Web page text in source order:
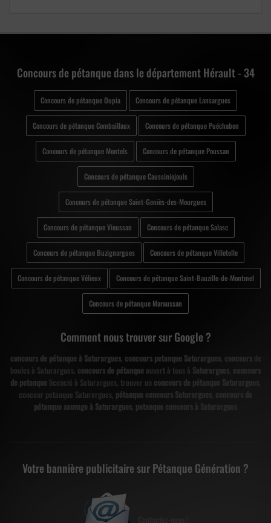
Concours de pétanque dans le département Hérault - 34
Concours de pétanque Oupia Concours de pétanque Lansargues
Concours de pétanque Combaillaux Concours de pétanque Puéchabon
Concours de pétanque Montels Concours de pétanque Poussan
Concours de pétanque Caussiniojouls
Concours de pétanque Saint-Geniès-des-Mourgues
Concours de pétanque Vieussan Concours de pétanque Salasc
Concours de pétanque Buzignargues Concours de pétanque Villetelle
Concours de pétanque Vélieux Concours de pétanque Saint-Bauzille-de-Montmel
Concours de pétanque Maraussan
Comment nous trouver sur Google ?
concours de pétanque à Saturargues, concours petanque Saturargues, concoursde
boules à Saturargues, concours de pétanque ouvert à tous à Saturargues, concours
de petanque licencié à Saturargues, trouver un concours de pétanque Saturargues
concour petanque Saturargues, pétanque concours Saturargues
pétanque sauvage à Saturargues, petanque concours à Saturargues
Votre bannière publicitaire sur Pétanque Génération ?